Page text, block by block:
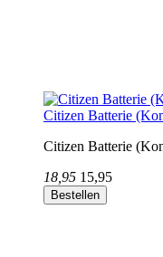
Citizen Batterie
Citizen Batterie
18,95 15,95
Bestellen